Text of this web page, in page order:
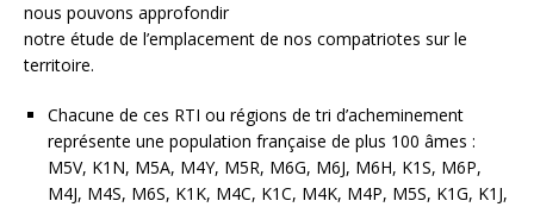
nous pouvons approfondir
notre étude de l’emplacement de nos compatriotes sur le
territoire.
Chacune de ces RTI ou régions de tri d’acheminement
représente une population française de plus 100 âmes :
M5V, K1N, M5A, M4Y, M5R, M6G, M6J, M6H, K1S, M6P,
M4J, M4S, M6S, K1K, M4C, K1C, M4K, M4P, M5S, K1G, K1J,